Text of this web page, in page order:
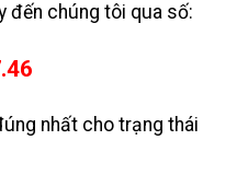
đến chúng tôi qua số:
nhất cho trạng thái